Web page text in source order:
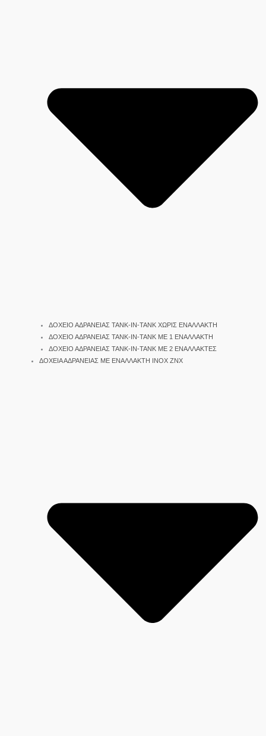
ΔΟΧΕΙΟ ΑΔΡΑΝΕΙΑΣ TANK-IN-TANK ΧΩΡΙΣ ΕΝΑΛΛΑΚΤΗ
ΔΟΧΕΙΟ ΑΔΡΑΝΕΙΑΣ TANK-IN-TANK ΜΕ 1 ΕΝΑΛΛΑΚΤΗ
ΔΟΧΕΙΟ ΑΔΡΑΝΕΙΑΣ TANK-IN-TANK ΜΕ 2 ΕΝΑΛΛΑΚΤΕΣ
ΔΟΧΕΙΑ ΑΔΡΑΝΕΙΑΣ ΜΕ ΕΝΑΛΛΑΚΤΗ INOX ΖΝΧ